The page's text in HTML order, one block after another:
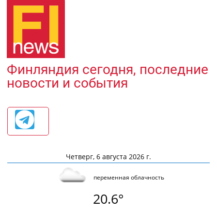
Финляндия сегодня, последние
новости и события
Четверг, 6 августа 2026 г.
переменная облачность
20.6°